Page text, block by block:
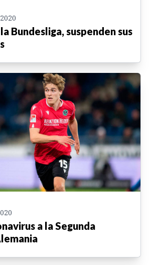
Bundesliga, suspenden sus
a la Segunda